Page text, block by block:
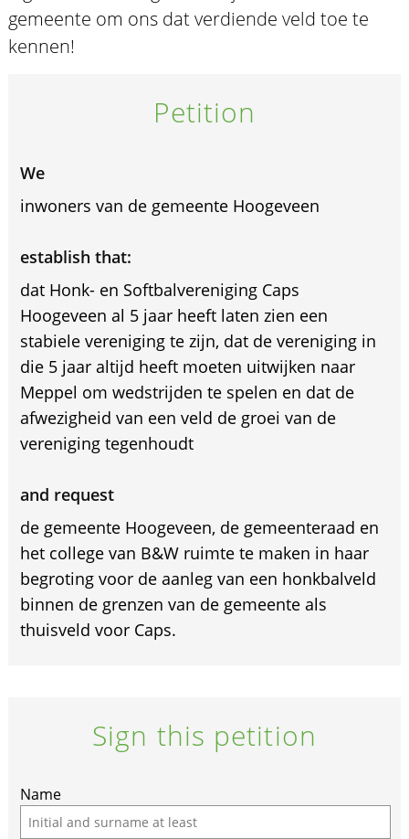
gemeente om ons dat verdiende veld toe te
kennen!
Petition
We
inwoners van de gemeente Hoogeveen
establish that:
dat Honk- en Softbalvereniging Caps
Hoogeveen al 5 jaar heeft laten zien een
stabiele vereniging te zijn, dat de vereniging in
die 5 jaar altijd heeft moeten uitwijken naar
Meppel om wedstrijden te spelen en dat de
afwezigheid van een veld de groei van de
vereniging tegenhoudt
and request
de gemeente Hoogeveen, de gemeenteraad en
het college van B&W ruimte te maken in haar
begroting voor de aanleg van een honkbalveld
binnen de grenzen van de gemeente als
thuisveld voor Caps.
Sign this petition
Name